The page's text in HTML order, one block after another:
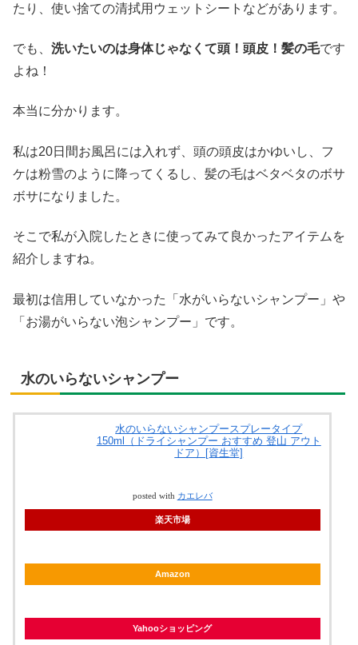
たり、使い捨ての清拭用ウェットシートなどがあります。
でも、 洗いたいのは身体じゃなくて頭！頭皮！髪の毛です
よね！
本当に分かります。
私は20日間お風呂には入れず、頭の頭皮はかゆいし、フ
ケは粉雪のように降ってくるし、髪の毛はベタベタのボサ
ボサになりました。
そこで私が入院したときに使ってみて良かったアイテムを
紹介しますね。
最初は信用していなかった「水がいらないシャンプー」や
「お湯がいらない泡シャンプー」です。
水のいらないシャンプー
水のいらないシャンプースプレータイプ
150ml（ドライシャンプー おすすめ 登山 アウト
ドア）[資生堂]
posted with カエレバ
楽天市場
Amazon
Yahooショッピング